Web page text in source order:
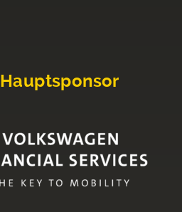
Hauptsponsor